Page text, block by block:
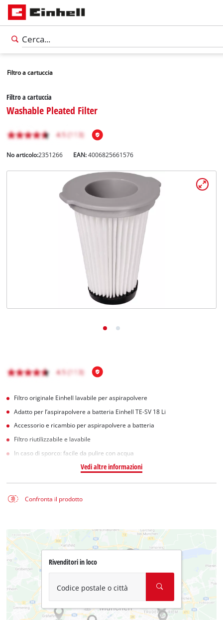
Filtro a cartuccia
Filtro a cartuccia
Washable Pleated Filter
No articolo:2351266 EAN:4006825661576
Filtro originale Einhell lavabile per aspirapolvere
Adatto per l’aspirapolvere a batteria Einhell TE-SV 18 Li
Accessorio e ricambio per aspirapolvere a batteria
Filtro riutilizzabile e lavabile
In caso di sporco: facile da pulire con acqua
Vedi altre informazioni
Confronta il prodotto
Rivenditori in loco
Codice postale o città